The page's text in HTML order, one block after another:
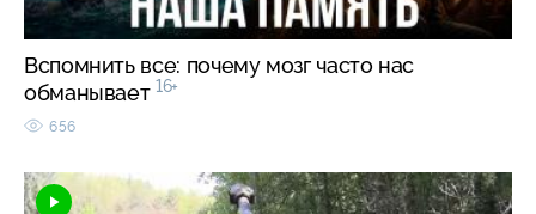
Вспомнить все: почему мозг часто нас
обманывает 16+
656